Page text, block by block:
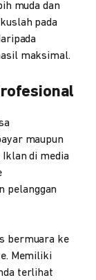
muda dan
pada
maksimal.
maupun
di media
pelanggan
bermuara ke
Memiliki
terlihat